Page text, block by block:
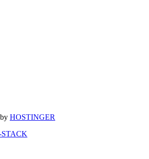
HOSTINGER